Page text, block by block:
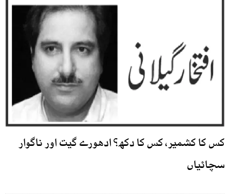
کس کا کشمیر، کس کا دکھ؟ ادھورے گیت اور ناگوار
سچائیاں